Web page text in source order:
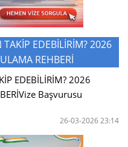
EDEBİLİRİM? 2026
REHBERİ
EDEBİLİRİM? 2026
Başvurusu
26-03-2026 23:14